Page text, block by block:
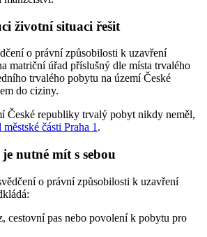
životní situaci řešit
o právní způsobilosti k uzavření
matriční úřad příslušný dle místa trvalého
trvalého pobytu na území České
do ciziny.
České republiky trvalý pobyt nikdy neměl,
městské části Praha 1.
nutné mít s sebou
o právní způsobilosti k uzavření
cestovní pas nebo povolení k pobytu pro